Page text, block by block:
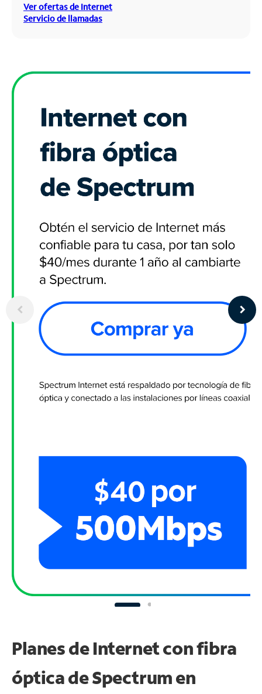
Ver ofertas de Internet
Servicio de llamadas
Planes de Internet con fibra
óptica de Spectrum en